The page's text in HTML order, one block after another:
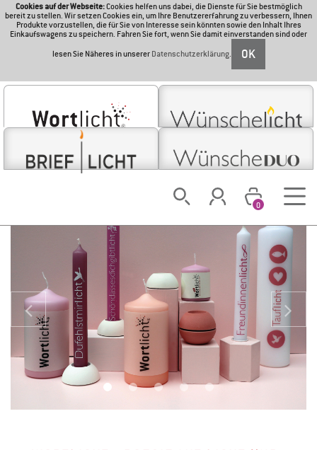
Cookies auf der Webseite:Cookies helfen uns dabei, die Dienste für Sie bestmöglich
bereit zu stellen. Wir setzen Cookies ein, um Ihre Benutzererfahrung zu verbessern, Ihnen
Produkte vorzustellen, die für Sie von Interesse sein könnten sowie den Inhalt Ihres
Einkaufswagens zu speichern. Fahren Sie fort, wenn Sie damit einverstanden sind oder
lesen Sie Näheres in unsererDatenschutzerklärung. OK
0